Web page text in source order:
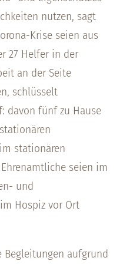
nutzen, sagt
Krise seien aus
27 Helfer in der
an der Seite
schlüsselt
davon fünf zu Hause
stationären
seien im
und
Hospiz vor Ort
Begleitungen aufgrund